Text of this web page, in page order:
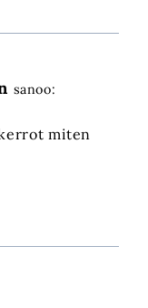
sanoo:
miten